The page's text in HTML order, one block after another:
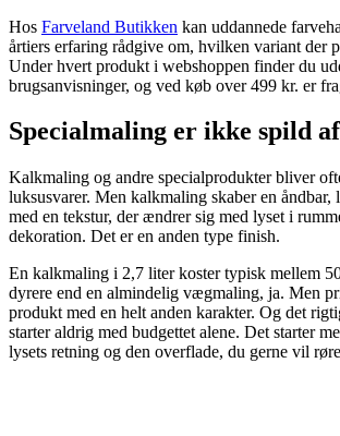
Hos Farveland Butikken kan uddannede
årtiers erfaring rådgive om, hvilken variant der
Under hvert produkt i webshoppen finder du
brugsanvisninger, og ved køb over 499 kr. er
Specialmaling er ikke spild
Kalkmaling og andre specialprodukter bliver
luksusvarer. Men kalkmaling skaber en åndbar,
med en tekstur, der ændrer sig med lyset i
dekoration. Det er en anden type finish.
En kalkmaling i 2,7 liter koster typisk mellem
dyrere end en almindelig vægmaling, ja. Men
produkt med en helt anden karakter. Og det
starter aldrig med budgettet alene. Det starter
lysets retning og den overflade, du gerne vil